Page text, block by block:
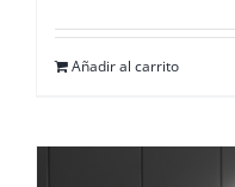
Añadir al carrito